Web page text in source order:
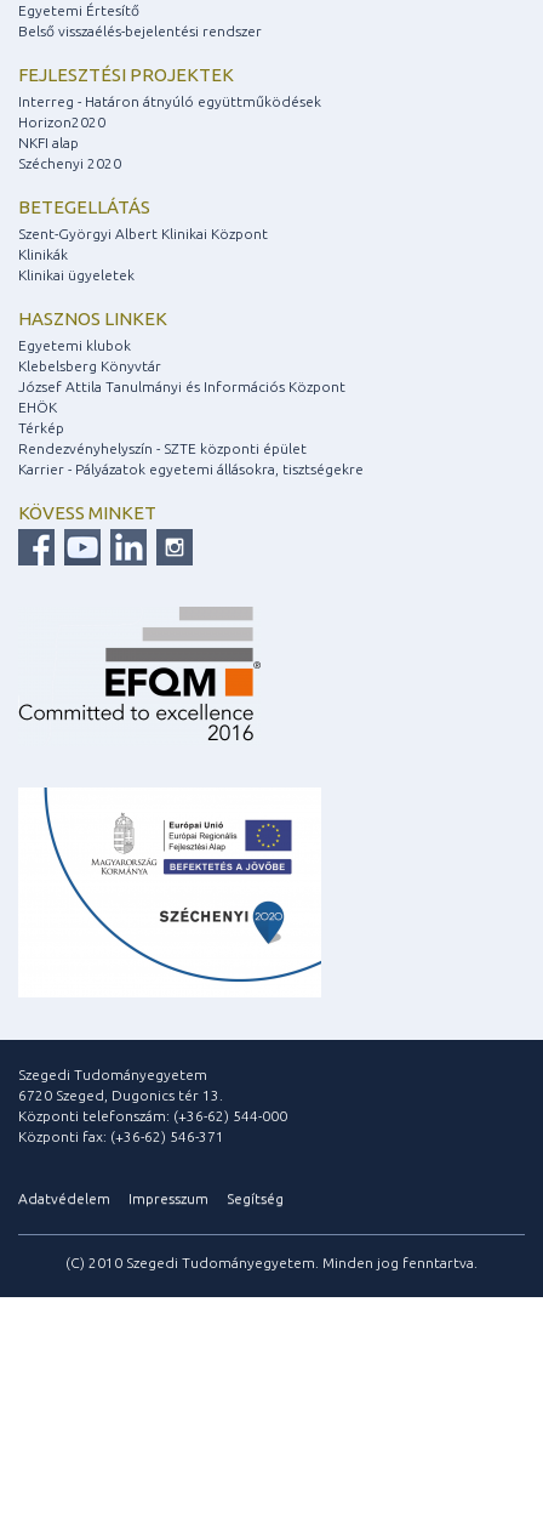
Egyetemi Értesítő
Belső visszaélés-bejelentési rendszer
FEJLESZTÉSI PROJEKTEK
Interreg - Határon átnyúló együttműködések
Horizon2020
NKFI alap
Széchenyi 2020
BETEGELLÁTÁS
Szent-Györgyi Albert Klinikai Központ
Klinikák
Klinikai ügyeletek
HASZNOS LINKEK
Egyetemi klubok
Klebelsberg Könyvtár
József Attila Tanulmányi és Információs Központ
EHÖK
Térkép
Rendezvényhelyszín - SZTE központi épület
Karrier - Pályázatok egyetemi állásokra, tisztségekre
KÖVESS MINKET
Szegedi Tudományegyetem
6720 Szeged, Dugonics tér 13.
Központi telefonszám: (+36-62) 544-000
Központi fax: (+36-62) 546-371
Adatvédelem Impresszum Segítség
(C) 2010 Szegedi Tudományegyetem. Minden jog fenntartva.